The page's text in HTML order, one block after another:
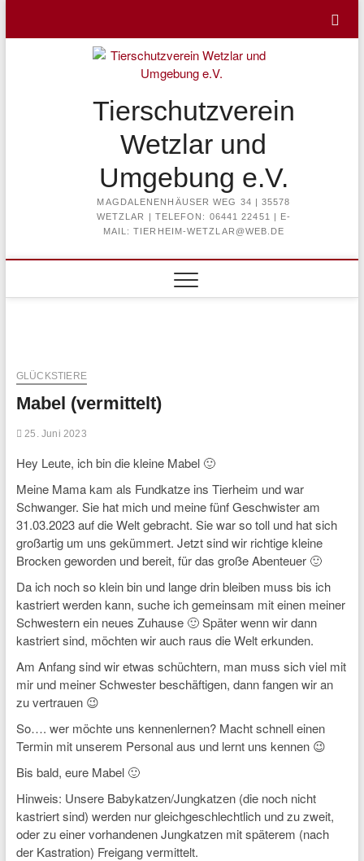
content
Tierschutzverein
Wetzlar und
Umgebung e.V.
MAGDALENENHÄUSER WEG 34 | 35578
WETZLAR | TELEFON: 06441 22451 | E-
MAIL: TIERHEIM-WETZLAR@WEB.DE
GLÜCKSTIERE
Mabel (vermittelt)
25. Juni 2023
Hey Leute, ich bin die kleine Mabel 🙂
Meine Mama kam als Fundkatze ins Tierheim und war
Schwanger. Sie hat mich und meine fünf Geschwister am
31.03.2023 auf die Welt gebracht. Sie war so toll und hat sich
großartig um uns gekümmert. Jetzt sind wir richtige kleine
Brocken geworden und bereit, für das große Abenteuer 🙂
Da ich noch so klein bin und lange drin bleiben muss bis ich
kastriert werden kann, suche ich gemeinsam mit einen meiner
Schwestern ein neues Zuhause 🙂 Später wenn wir dann
kastriert sind, möchten wir auch raus die Welt erkunden.
Am Anfang sind wir etwas schüchtern, man muss sich viel mit
mir und meiner Schwester beschäftigen, dann fangen wir an
zu vertrauen 😉
So…. wer möchte uns kennenlernen? Macht schnell einen
Termin mit unserem Personal aus und lernt uns kennen 😉
Bis bald, eure Mabel 🙂
Hinweis: Unsere Babykatzen/Jungkatzen (die noch nicht
kastriert sind) werden nur gleichgeschlechtlich und zu zweit,
oder zu einer vorhandenen Jungkatzen mit späterem (nach
der Kastration) Freigang vermittelt.